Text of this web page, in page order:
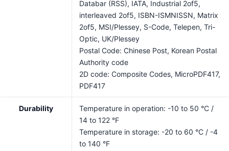
Databar (RSS), IATA, Industrial 2of5,
interleaved 2of5, ISBN-ISMNISSN, Matrix
2of5, MSI/Plessey, S-Code, Telepen, Tri-
Optic, UK/Plessey
Postal Code: Chinese Post, Korean Postal
Authority code
2D code: Composite Codes, MicroPDF417,
PDF417
Durability
Temperature in operation: -10 to 50 °C /
14 to 122 °F
Temperature in storage: -20 to 60 °C / -4
to 140 °F